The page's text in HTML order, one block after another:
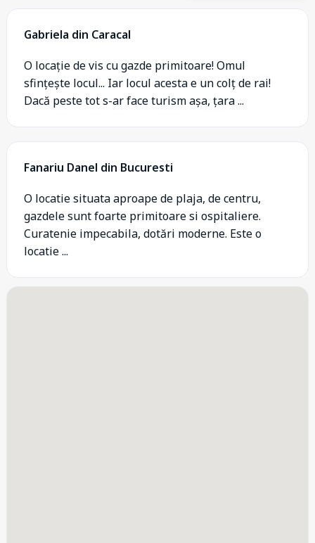
Gabriela din Caracal
O locație de vis cu gazde primitoare! Omul
sfințește locul... Iar locul acesta e un colț de rai!
Dacă peste tot s-ar face turism așa, țara ...
Fanariu Danel din Bucuresti
O locatie situata aproape de plaja, de centru,
gazdele sunt foarte primitoare si ospitaliere.
Curatenie impecabila, dotări moderne. Este o
locatie ...